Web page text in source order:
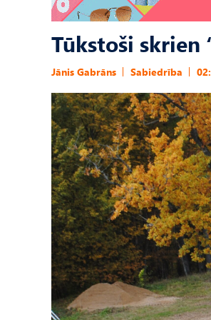
Tūkstoši skrien
Jānis Gabrāns Sabiedrība